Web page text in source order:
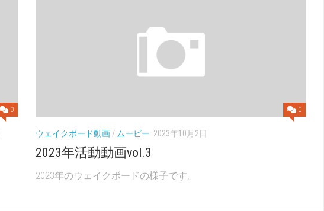
0 0
ウェイクボード動画 / ムービー 2023年10月2日
2023年活動動画vol.3
2023年のウェイクボードの様子です。